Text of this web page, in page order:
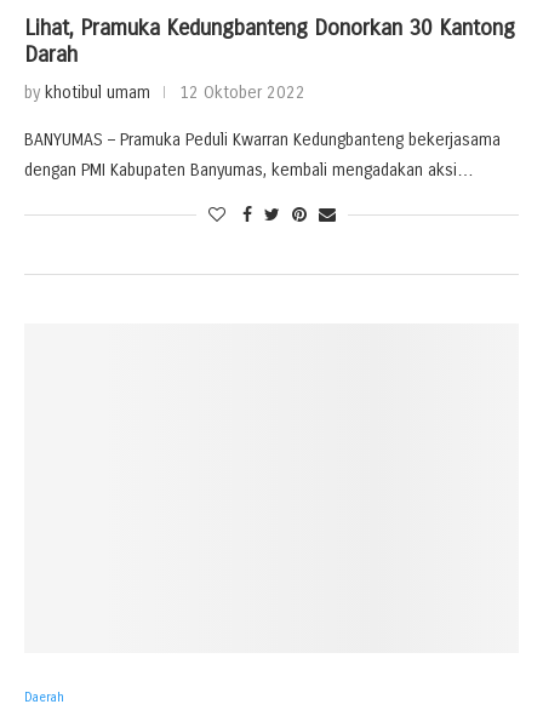
Lihat, Pramuka Kedungbanteng Donorkan 30 Kantong
Darah
by khotibul umam 12 Oktober 2022
BANYUMAS – Pramuka Peduli Kwarran Kedungbanteng bekerjasama
dengan PMI Kabupaten Banyumas, kembali mengadakan aksi…
Daerah